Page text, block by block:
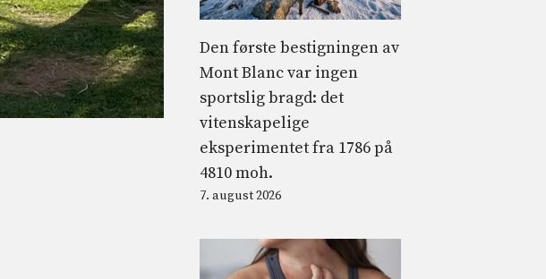
Den første bestigningen av
Mont Blanc var ingen
sportslig bragd: det
vitenskapelige
eksperimentet fra 1786 på
4810 moh.
7. august 2026